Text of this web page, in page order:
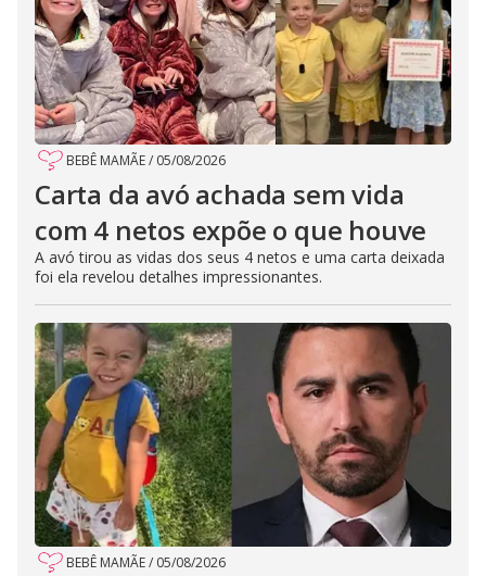
BEBÊ MAMÃE/ 05/08/2026
Carta da avó achada sem vida
com 4 netos expõe o que houve
A avó tirou as vidas dos seus 4 netos e uma carta deixada
foi ela revelou detalhes impressionantes.
BEBÊ MAMÃE/ 05/08/2026